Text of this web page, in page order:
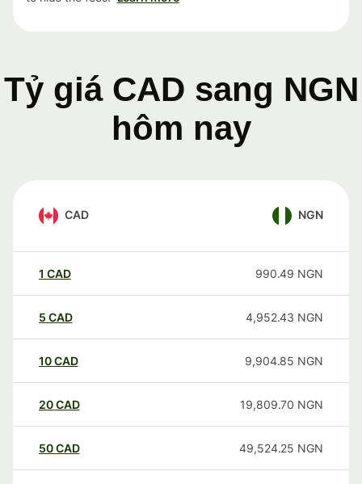
Tỷ giá CAD sang NGN
hôm nay
CAD NGN
1 CAD 990.49 NGN
5 CAD 4,952.43 NGN
10CAD 9,904.85 NGN
20CAD 19,809.70 NGN
50CAD 49,524.25 NGN